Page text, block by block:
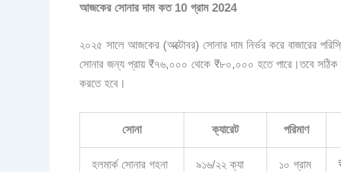
আজকের সোনার দাম কত 10 গ্রাম 2024
২০২৫ সালে আজকের (অক্টোবর) সোনার দাম নির্ভর করে বাজারের
সোনার জন্য প্রায় ₹৭৬,০০০ থেকে ₹৮০,০০০ হতে পারে।তবে সঠিক
করতে হবে।
সোনা ক্যারেট পরিমাণ
হলমার্ক সোনার গহনা ৯১৬/২২ ক্যা ১০ গ্রাম